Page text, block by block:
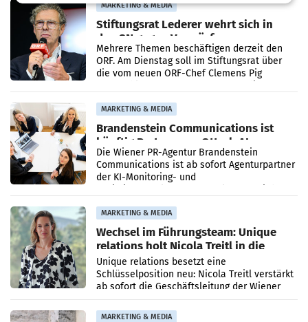
MARKETING & MEDIA
Stiftungsrat Lederer wehrt sich in
den SN gegen Vorwürfe
Mehrere Themen beschäftigen derzeit den
ORF. Am Dienstag soll im Stiftungsrat über
die vom neuen ORF-Chef Clemens Pig
MARKETING & MEDIA
Brandenstein Communications ist
künftig Partner von OtterlyAI
Die Wiener PR-Agentur Brandenstein
Communications ist ab sofort Agenturpartner
der KI-Monitoring- und
MARKETING & MEDIA
Wechsel im Führungsteam: Unique
relations holt Nicola Treitl in die
Geschäftsleitung
Unique relations besetzt eine
Schlüsselposition neu: Nicola Treitl verstärkt
ab sofort die Geschäftsleitung der Wiener
PR-Agentur an der Seite von Josef Kalina und
Anna Kalina-Mahr.
MARKETING & MEDIA